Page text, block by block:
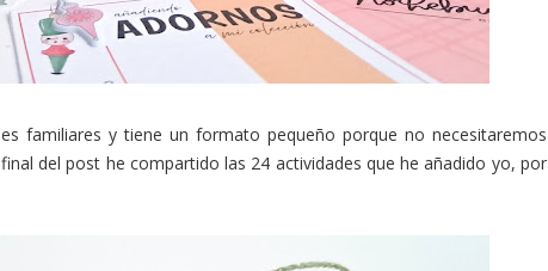
familiares y tiene un formato pequeño porque no necesitaremos
del post he compartido las 24 actividades que he añadido yo, por